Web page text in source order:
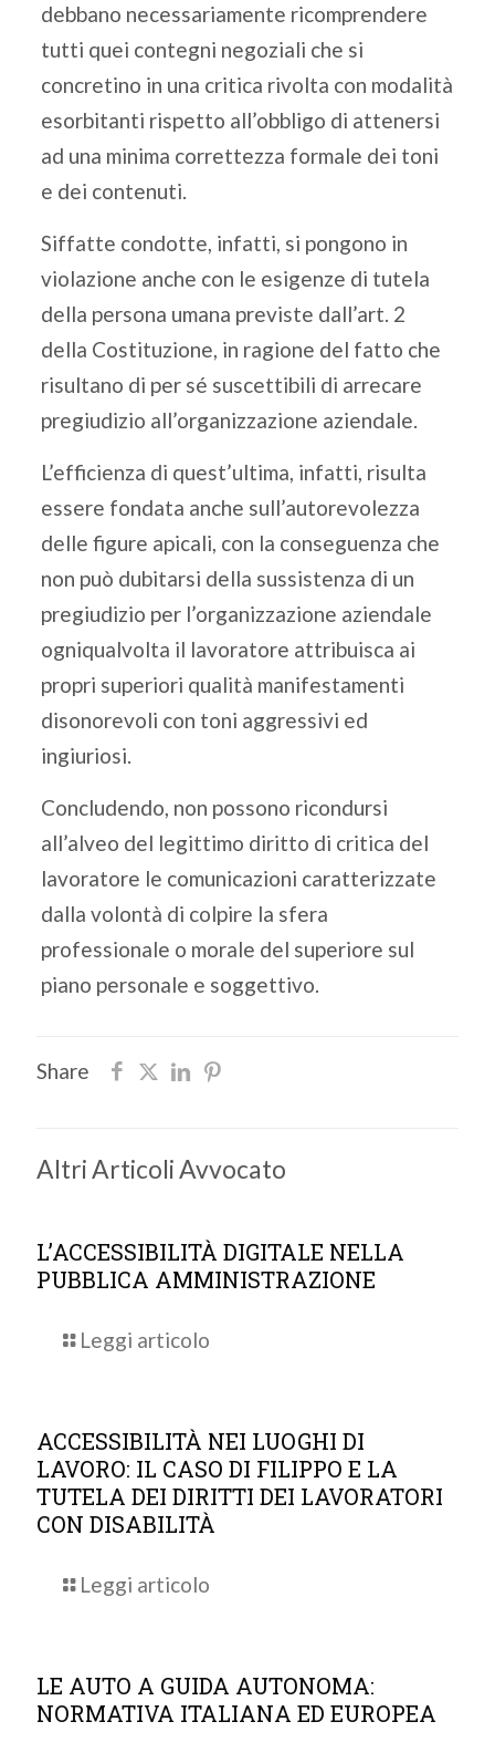
debbano necessariamente ricomprendere
tutti quei contegni negoziali che si
concretino in una critica rivolta con modalità
esorbitanti rispetto all’obbligo di attenersi
ad una minima correttezza formale dei toni
e dei contenuti.
Siffatte condotte, infatti, si pongono in
violazione anche con le esigenze di tutela
della persona umana previste dall’art. 2
della Costituzione, in ragione del fatto che
risultano di per sé suscettibili di arrecare
pregiudizio all’organizzazione aziendale.
L’efficienza di quest’ultima, infatti, risulta
essere fondata anche sull’autorevolezza
delle figure apicali, con la conseguenza che
non può dubitarsi della sussistenza di un
pregiudizio per l’organizzazione aziendale
ogniqualvolta il lavoratore attribuisca ai
propri superiori qualità manifestamenti
disonorevoli con toni aggressivi ed
ingiuriosi.
Concludendo, non possono ricondursi
all’alveo del legittimo diritto di critica del
lavoratore le comunicazioni caratterizzate
dalla volontà di colpire la sfera
professionale o morale del superiore sul
piano personale e soggettivo.
Share
Altri Articoli Avvocato
L’ACCESSIBILITÀ DIGITALE NELLA
PUBBLICA AMMINISTRAZIONE
Leggi articolo
ACCESSIBILITÀ NEI LUOGHI DI
LAVORO: IL CASO DI FILIPPO E LA
TUTELA DEI DIRITTI DEI LAVORATORI
CON DISABILITÀ
Leggi articolo
LE AUTO A GUIDA AUTONOMA:
NORMATIVA ITALIANA ED EUROPEA